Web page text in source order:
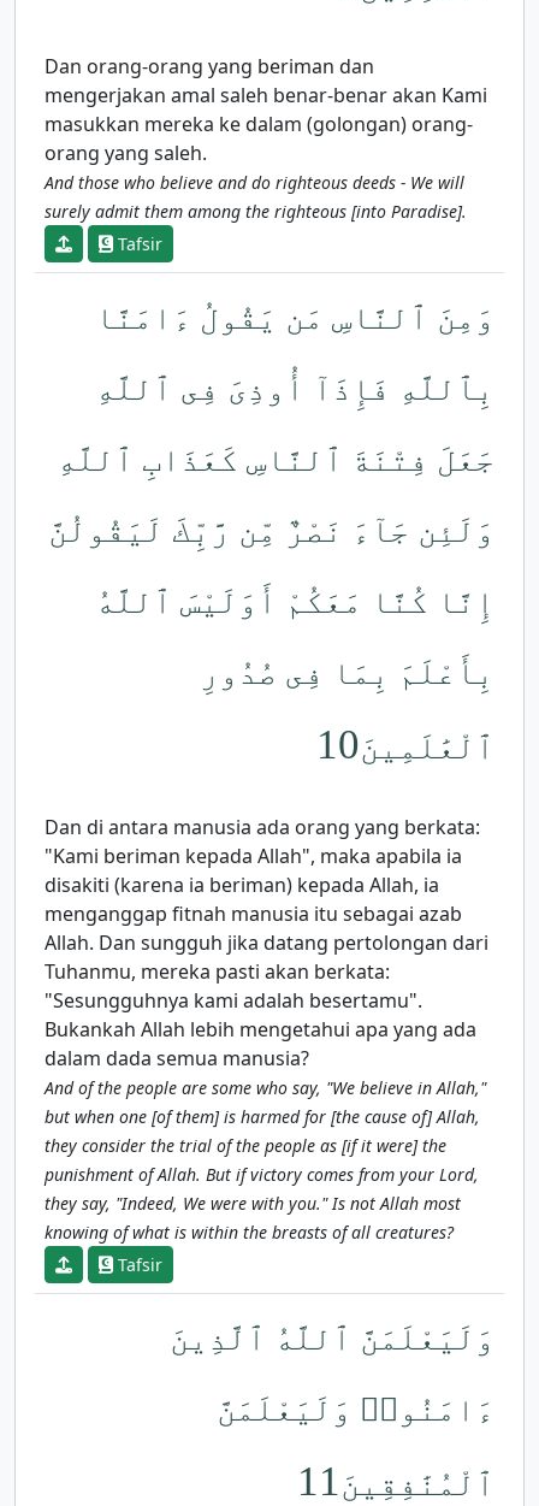
Dan orang-orang yang beriman dan
mengerjakan amal saleh benar-benar akan Kami
masukkan mereka ke dalam (golongan) orang-
orang yang saleh.
And those who believe and do righteous deeds - We will
surely admit them among the righteous [into Paradise].
Tafsir
وَمِنَ ٱلنَّاسِ مَن يَقُولُ ءَامَنَّا
بِٱللَّهِ فَإِذَآ أُوذِىَ فِى ٱللَّهِ
جَعَلَ فِتْنَةَ ٱلنَّاسِ كَعَذَابِ ٱللَّهِ
وَلَئِن جَآءَ نَصْرٌ مِّن رَّبِّكَ لَيَقُولُنَّ
إِنَّا كُنَّا مَعَكُمْ أَوَلَيْسَ ٱللَّهُ
بِأَعْلَمَ بِمَا فِى صُدُورِ
ٱلْعَٰلَمِينَ10
Dan di antara manusia ada orang yang berkata:
"Kami beriman kepada Allah", maka apabila ia
disakiti (karena ia beriman) kepada Allah, ia
menganggap fitnah manusia itu sebagai azab
Allah. Dan sungguh jika datang pertolongan dari
Tuhanmu, mereka pasti akan berkata:
"Sesungguhnya kami adalah besertamu".
Bukankah Allah lebih mengetahui apa yang ada
dalam dada semua manusia?
And of the people are some who say, "We believe in Allah,"
but when one [of them] is harmed for [the cause of] Allah,
they consider the trial of the people as [if it were] the
punishment of Allah. But if victory comes from your Lord,
they say, "Indeed, We were with you." Is not Allah most
knowing of what is within the breasts of all creatures?
Tafsir
وَلَيَعْلَمَنَّ ٱللَّهُ ٱلَّذِينَ
ءَامَنُوا۟ وَلَيَعْلَمَنَّ
ٱلْمُنَٰفِقِينَ 11